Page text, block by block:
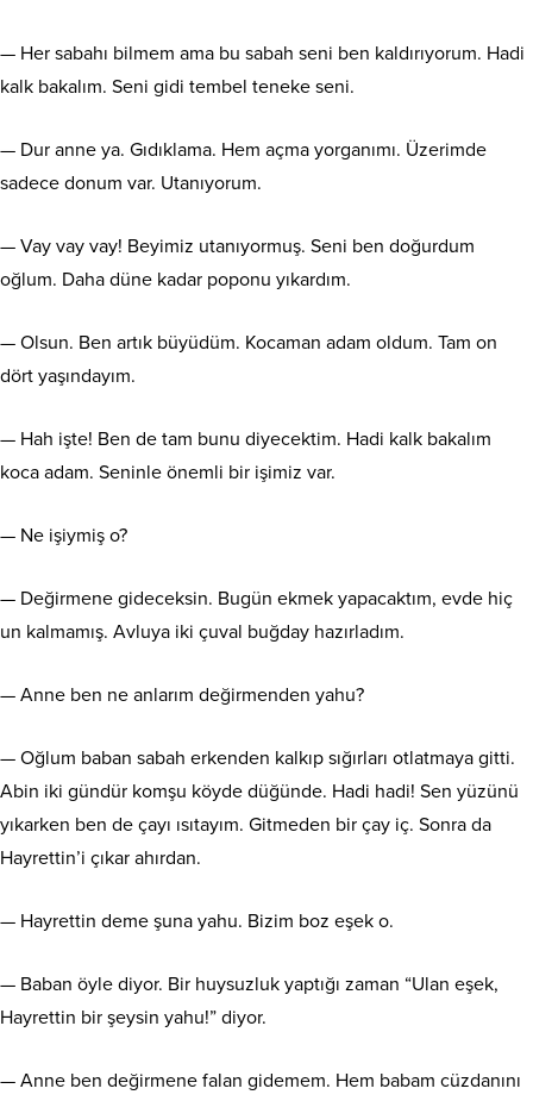
— Her sabahı bilmem ama bu sabah seni ben kaldırıyorum. Hadi
kalk bakalım. Seni gidi tembel teneke seni.
— Dur anne ya. Gıdıklama. Hem açma yorganımı. Üzerimde
sadece donum var. Utanıyorum.
— Vay vay vay! Beyimiz utanıyormuş. Seni ben doğurdum
oğlum. Daha düne kadar poponu yıkardım.
— Olsun. Ben artık büyüdüm. Kocaman adam oldum. Tam on
dört yaşındayım.
— Hah işte! Ben de tam bunu diyecektim. Hadi kalk bakalım
koca adam. Seninle önemli bir işimiz var.
— Ne işiymiş o?
— Değirmene gideceksin. Bugün ekmek yapacaktım, evde hiç
un kalmamış. Avluya iki çuval buğday hazırladım.
— Anne ben ne anlarım değirmenden yahu?
— Oğlum baban sabah erkenden kalkıp sığırları otlatmaya gitti.
Abin iki gündür komşu köyde düğünde. Hadi hadi! Sen yüzünü
yıkarken ben de çayı ısıtayım. Gitmeden bir çay iç. Sonra da
Hayrettin’i çıkar ahırdan.
— Hayrettin deme şuna yahu. Bizim boz eşek o.
— Baban öyle diyor. Bir huysuzluk yaptığı zaman “Ulan eşek,
Hayrettin bir şeysin yahu!” diyor.
— Anne ben değirmene falan gidemem. Hem babam cüzdanını